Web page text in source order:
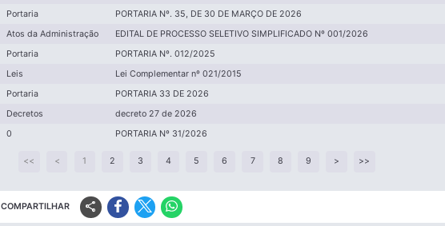
Portaria
PORTARIA Nº. 35, DE 30 DE MARÇO DE 2026
Atos da Administração
EDITAL DE PROCESSO SELETIVO SIMPLIFICADO Nº 001/2026
Portaria
PORTARIA Nº. 012/2025
Leis
Lei Complementar nº 021/2015
Portaria
PORTARIA 33 DE 2026
Decretos
decreto 27 de 2026
0
PORTARIA Nº 31/2026
<< < 1 2 3 4 5 6 7 8 9 > >>
COMPARTILHAR share